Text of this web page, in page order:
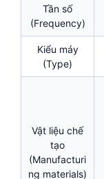
Tần số
(Frequency)
Kiểu máy
(Type)
Vật liệu chế
tạo
(Manufacturi
ng materials)